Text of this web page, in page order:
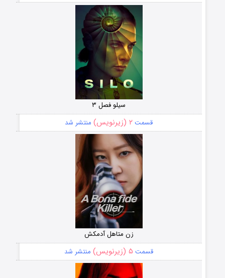
سیلو فصل ۳
قسمت ۲ (زیرنویس) منتشر شد
زن متاهل آدمکش
قسمت ۵ (زیرنویس) منتشر شد